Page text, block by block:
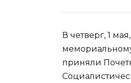
В четверг, 1
приняли